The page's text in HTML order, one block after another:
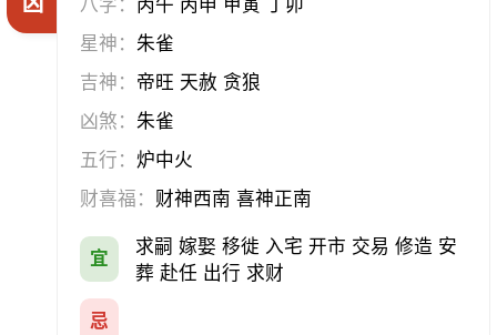
八字： 丙午 丙申 甲寅 丁卯
星神：朱雀
吉神： 帝旺 天赦 贪狼
凶煞：朱雀
五行： 炉中火
财喜福： 财神西南 喜神正南
宜
求嗣 嫁娶 移徙 入宅 开市 交易 修造 安
葬 赴任 出行 求财
忌